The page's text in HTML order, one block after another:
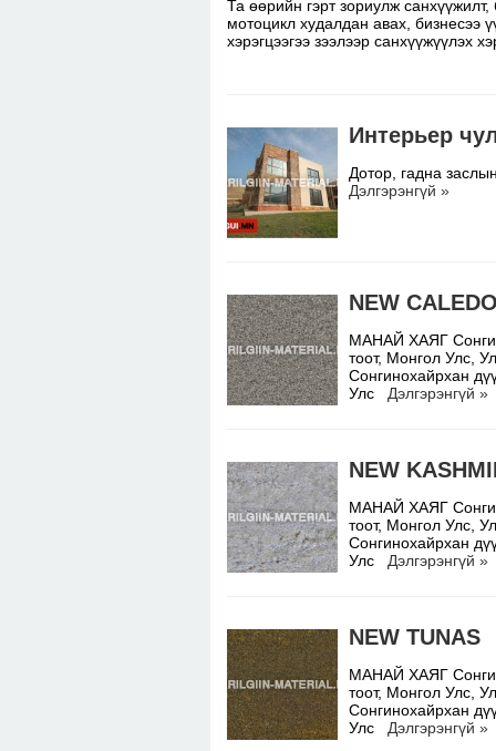
Та өөрийн гэрт зориулж
мотоцикл худалдан авах, бизнесээ
хэрэгцээгээ зээлээр санхүүжүүлэх
Интерьер
Дотор, гадна
Дэлгэрэнгүй »
NEW
МАНАЙ ХАЯГ
тоот, Монгол Улс,
Сонгинохайрхан
Улс Дэлгэрэнгүй »
NEW
МАНАЙ ХАЯГ
тоот, Монгол Улс,
Сонгинохайрхан
Улс Дэлгэрэнгүй »
NEW TUNAS
МАНАЙ ХАЯГ
тоот, Монгол Улс,
Сонгинохайрхан
Улс Дэлгэрэнгүй »